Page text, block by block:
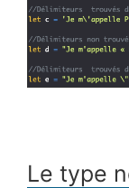
Le type